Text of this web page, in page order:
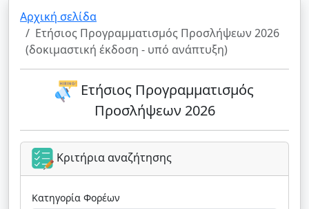
Αρχική σελίδα
Ετήσιος Προγραμματισμός Προσλήψεων 2026
(δοκιμαστική έκδοση - υπό ανάπτυξη)
Ετήσιος Προγραμματισμός
Προσλήψεων 2026
Κριτήρια αναζήτησης
Κατηγορία Φορέων